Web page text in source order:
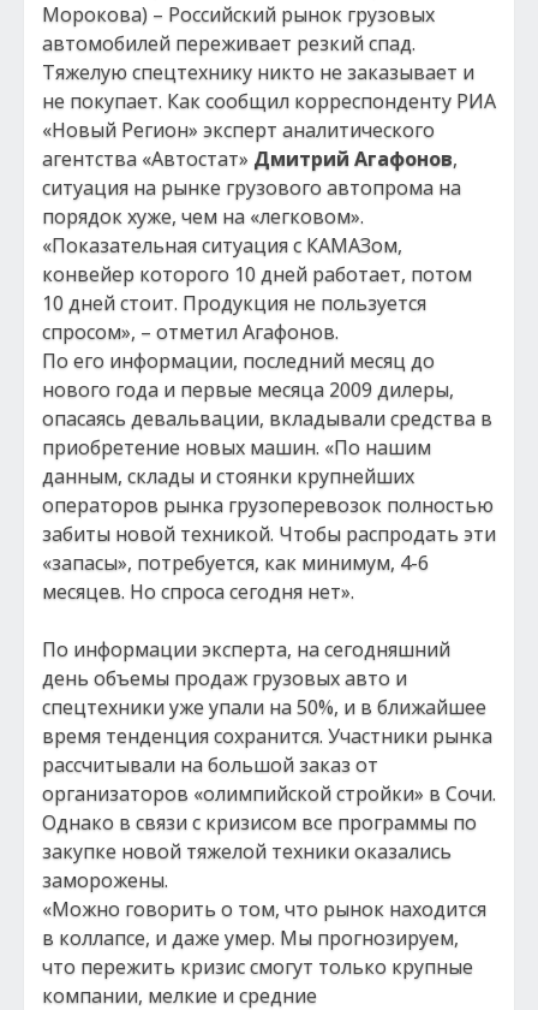
Морокова) – Российский рынок грузовых
автомобилей переживает резкий спад.
Тяжелую спецтехнику никто не заказывает и
не покупает. Как сообщил корреспонденту РИА
«Новый Регион» эксперт аналитического
агентства «Автостат» Дмитрий Агафонов,
ситуация на рынке грузового автопрома на
порядок хуже, чем на «легковом».
«Показательная ситуация с КАМАЗом,
конвейер которого 10 дней работает, потом
10 дней стоит. Продукция не пользуется
спросом», – отметил Агафонов.
По его информации, последний месяц до
нового года и первые месяца 2009 дилеры,
опасаясь девальвации, вкладывали средства в
приобретение новых машин. «По нашим
данным, склады и стоянки крупнейших
операторов рынка грузоперевозок полностью
забиты новой техникой. Чтобы распродать эти
«запасы», потребуется, как минимум, 4-6
месяцев. Но спроса сегодня нет».
По информации эксперта, на сегодняшний
день объемы продаж грузовых авто и
спецтехники уже упали на 50%, и в ближайшее
время тенденция сохранится. Участники рынка
рассчитывали на большой заказ от
организаторов «олимпийской стройки» в Сочи.
Однако в связи с кризисом все программы по
закупке новой тяжелой техники оказались
заморожены.
«Можно говорить о том, что рынок находится
в коллапсе, и даже умер. Мы прогнозируем,
что пережить кризис смогут только крупные
компании, мелкие и средние